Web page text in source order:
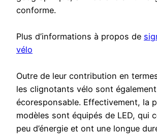
conforme.
Plus d’informations à propos de
vélo
Outre de leur contribution en
les clignotants vélo sont
écoresponsable. Effectivement, la
modèles sont équipés de LED, qui
peu d’énergie et ont une longue